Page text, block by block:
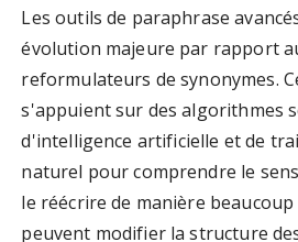
Les outils de paraphrase
évolution majeure par rapport
reformulateurs de synonymes.
s'appuient sur des algorithmes
d'intelligence artificielle et de
naturel pour comprendre le
le réécrire de manière
peuvent modifier la structure